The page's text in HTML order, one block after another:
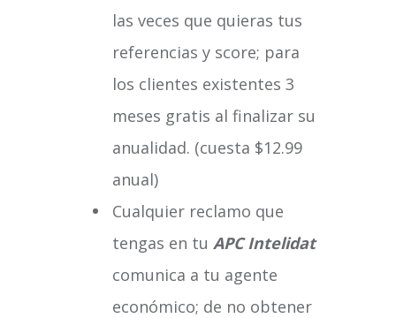
las veces que quieras tus
referencias y score; para
los clientes existentes 3
meses gratis al finalizar su
anualidad. (cuesta $12.99
anual)
Cualquier reclamo que
tengas en tuAPC Intelidat
comunica a tu agente
económico; de no obtener